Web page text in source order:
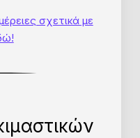
σχετικά με